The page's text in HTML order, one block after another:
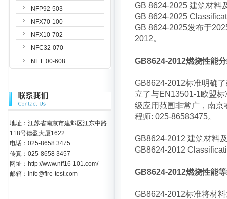
地址：江苏省南京市建邺区江东中路
118号德盈大厦1622
电话：025-8658 3475
传真：025-8658 3457
网址：http://www.nff16-101.com/
邮箱：info@fire-test.com
GB 8624-2025 建筑材料
GB 8624-2025
GB 8624-2025发布于
2012。
GB8624-2012燃烧性能
GB8624-2012标准明确
立了与EN13501-1欧盟
级应用范围非常广，南
程师: 025-86583475。
GB8624-2012 建筑材料
GB8624-2012
GB8624-2012燃烧性能
GB8624-2012标准将材
NFP92-503
NFX70-100
NFX10-702
NFC32-070
NF F 00-608